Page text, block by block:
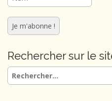
Rechercher sur le
Rechercher :